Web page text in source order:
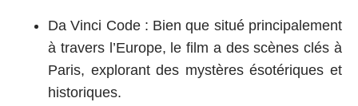
Da Vinci Code : Bien que situé principalement
à travers l’Europe, le film a des scènes clés à
Paris, explorant des mystères ésotériques et
historiques.